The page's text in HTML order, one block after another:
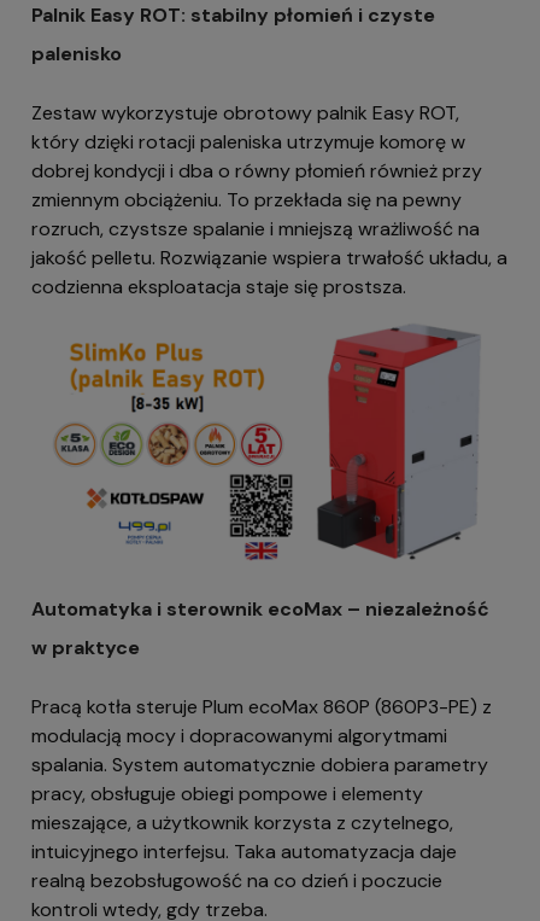
Palnik Easy ROT: stabilny płomień i czyste
palenisko
Zestaw wykorzystuje obrotowy palnik Easy ROT,
który dzięki rotacji paleniska utrzymuje komorę w
dobrej kondycji i dba o równy płomień również przy
zmiennym obciążeniu. To przekłada się na pewny
rozruch, czystsze spalanie i mniejszą wrażliwość na
jakość pelletu. Rozwiązanie wspiera trwałość układu, a
codzienna eksploatacja staje się prostsza.
Automatyka i sterownik ecoMax – niezależność
w praktyce
Pracą kotła steruje Plum ecoMax 860P (860P3-PE) z
modulacją mocy i dopracowanymi algorytmami
spalania. System automatycznie dobiera parametry
pracy, obsługuje obiegi pompowe i elementy
mieszające, a użytkownik korzysta z czytelnego,
intuicyjnego interfejsu. Taka automatyzacja daje
realną bezobsługowość na co dzień i poczucie
kontroli wtedy, gdy trzeba.